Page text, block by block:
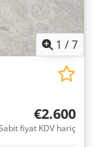
1 /7
€2.600
fiyat KDV hariç